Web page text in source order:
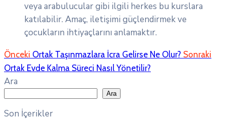
veya arabulucular gibi ilgili herkes bu kurslara
katılabilir. Amaç, iletişimi güçlendirmek ve
çocukların ihtiyaçlarını anlamaktır.
Önceki Ortak Taşınmazlara İcra Gelirse Ne Olur? Sonraki
Ortak Evde Kalma Süreci Nasıl Yönetilir?
Ara
Ara
Son İçerikler